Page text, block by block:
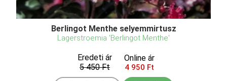
Berlingot Menthe selyemmirtusz
Lagerstroemia 'Berlingot Menthe'
Eredeti ár
5 450 Ft
Online ár
4 950 Ft